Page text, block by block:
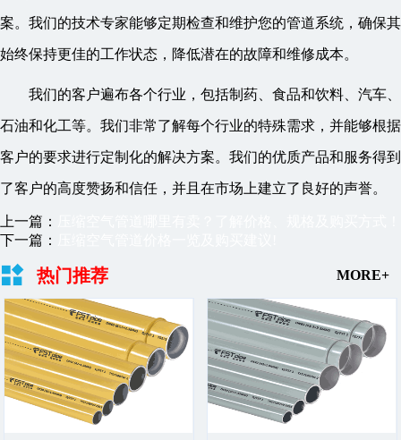
案。我们的技术专家能够定期检查和维护您的管道系统，确保其
始终保持更佳的工作状态，降低潜在的故障和维修成本。
我们的客户遍布各个行业，包括制药、食品和饮料、汽车、
石油和化工等。我们非常了解每个行业的特殊需求，并能够根据
客户的要求进行定制化的解决方案。我们的优质产品和服务得到
了客户的高度赞扬和信任，并且在市场上建立了良好的声誉。
上一篇：
下一篇：
热门推荐 MORE+